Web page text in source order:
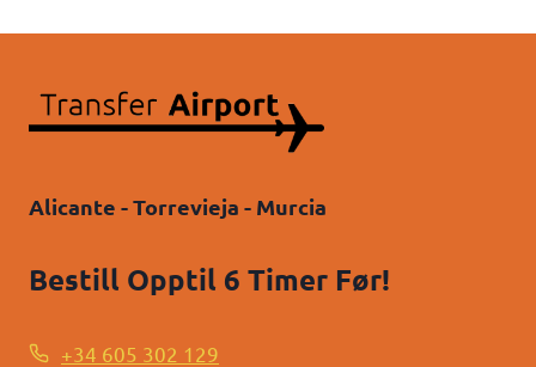
Alicante - Torrevieja - Murcia
Bestill Opptil 6 Timer Før!
+34 605 302 129